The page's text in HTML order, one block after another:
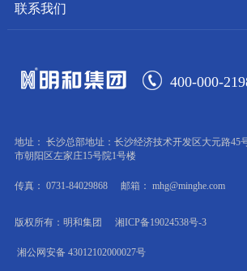
联系我们
400-000-
地址： 长沙总部地址：长沙经济技术开发区大元路45
市朝阳区左家庄15号院1号楼
传真： 0731-84029868 邮箱： mhg@minghe.com
版权所有：明和集团 湘ICP备19024538号-3
湘公网安备 43012102000027号